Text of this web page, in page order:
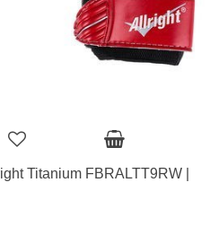
Titanium FBRALTT9RW |